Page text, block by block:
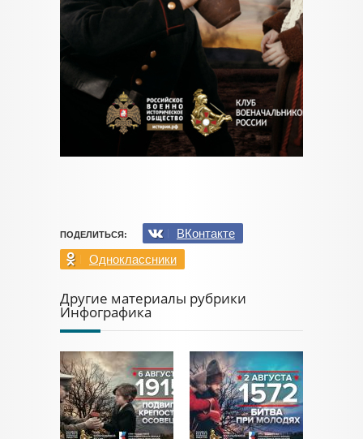
ПОДЕЛИТЬСЯ:
ВКонтакте
Одноклассники
Другие материалы рубрики
Инфографика